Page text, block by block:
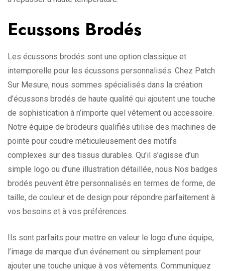
Ecussons Brodés
Les écussons brodés sont une option classique et
intemporelle pour les écussons personnalisés. Chez Patch
Sur Mesure, nous sommes spécialisés dans la création
d’écussons brodés de haute qualité qui ajoutent une touche
de sophistication à n’importe quel vêtement ou accessoire.
Notre équipe de brodeurs qualifiés utilise des machines de
pointe pour coudre méticuleusement des motifs
complexes sur des tissus durables. Qu’il s’agisse d’un
simple logo ou d’une illustration détaillée, nous Nos badges
brodés peuvent être personnalisés en termes de forme, de
taille, de couleur et de design pour répondre parfaitement à
vos besoins et à vos préférences.
Ils sont parfaits pour mettre en valeur le logo d’une équipe,
l’image de marque d’un événement ou simplement pour
ajouter une touche unique à vos vêtements. Communiquez